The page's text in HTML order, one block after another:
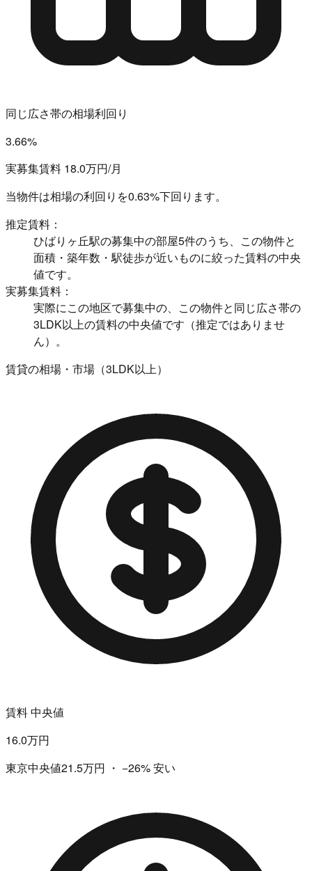
同じ広さ帯の相場利回り
3.66%
実募集賃料 18.0万円/月
当物件は相場の利回りを0.63%下回ります。
推定賃料：
ひばりヶ丘駅の募集中の部屋5件のうち、この物件と
面積・築年数・駅徒歩が近いものに絞った賃料の中央
値です。
実募集賃料：
実際にこの地区で募集中の、この物件と同じ広さ帯の
3LDK以上の賃料の中央値です（推定ではありませ
ん）。
賃貸の相場・市場（3LDK以上）
賃料 中央値
16.0万円
東京中央値21.5万円 ・ −26%安い